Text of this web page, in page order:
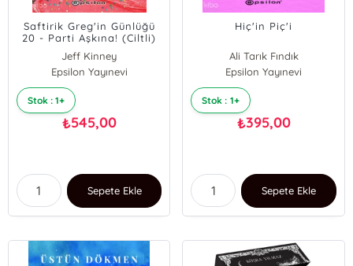
Saftirik Greg'in Günlüğü
20 - Parti Aşkına! (Ciltli)
Jeff Kinney
Epsilon Yayınevi
Stok : 1+
₺545,00
Sepete Ekle
Hiç'in Piç'i
Ali Tarık Fındık
Epsilon Yayınevi
Stok : 1+
₺395,00
Sepete Ekle